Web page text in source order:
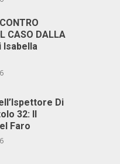
CASO DALLA
Isabella
Di
32: Il
Faro